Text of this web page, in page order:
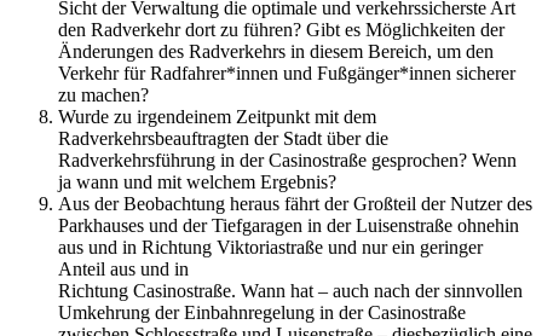
Sicht der Verwaltung die optimale und verkehrssicherste Art
den Radverkehr dort zu führen? Gibt es Möglichkeiten der
Änderungen des Radverkehrs in diesem Bereich, um den
Verkehr für Radfahrer*innen und Fußgänger*innen sicherer
zu machen?
Wurde zu irgendeinem Zeitpunkt mit dem
Radverkehrsbeauftragten der Stadt über die
Radverkehrsführung in der Casinostraße gesprochen? Wenn
ja wann und mit welchem Ergebnis?
Aus der Beobachtung heraus fährt der Großteil der Nutzer des
Parkhauses und der Tiefgaragen in der Luisenstraße ohnehin
aus und in Richtung Viktoriastraße und nur ein geringer
Anteil aus und in
Richtung Casinostraße. Wann hat – auch nach der sinnvollen
Umkehrung der Einbahnregelung in der Casinostraße